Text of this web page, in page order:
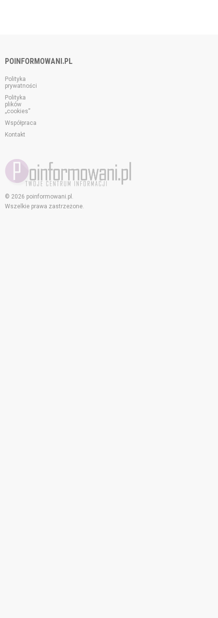
POINFORMOWANI.PL
Polityka
prywatności
Polityka
plików
„cookies”
Współpraca
Kontakt
© 2026 poinformowani.pl.
Wszelkie prawa zastrzeżone.